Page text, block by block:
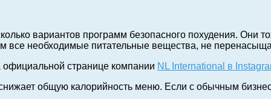
вариантов программ безопасного похудения.
все необходимые питательные вещества, не
странице компании NL International в
общую калорийность меню. Если с обычным